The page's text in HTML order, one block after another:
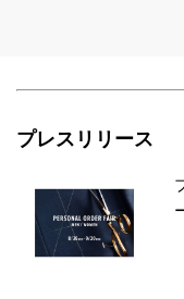
プレスリリース